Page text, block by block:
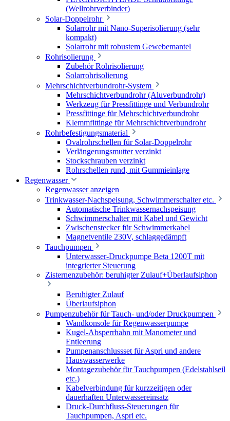
(Wellrohrverbinder)
Solar-Doppelrohr
Solarrohr mit Nano-Superisolierung (sehr
kompakt)
Solarrohr mit robustem Gewebemantel
Rohrisolierung
Zubehör Rohrisolierung
Solarrohrisolierung
Mehrschichtverbundrohr-System
Mehrschichtverbundrohr (Aluverbundrohr)
Werkzeug für Pressfittinge und Verbundrohr
Pressfittinge für Mehrschichtverbundrohr
Klemmfittinge für Mehrschichtverbundrohr
Rohrbefestigungsmaterial
Ovalrohrschellen für Solar-Doppelrohr
Verlängerungsmutter verzinkt
Stockschrauben verzinkt
Rohrschellen rund, mit Gummieinlage
Regenwasser
Regenwasser anzeigen
Trinkwasser-Nachspeisung, Schwimmerschalter etc.
Automatische Trinkwassernachspeisung
Schwimmerschalter mit Kabel und Gewicht
Zwischenstecker für Schwimmerkabel
Magnetventile 230V, schlaggedämpft
Tauchpumpen
Unterwasser-Druckpumpe Beta 1200T mit
integrierter Steuerung
Zisternenzubehör: beruhigter Zulauf+Überlaufsiphon
Beruhigter Zulauf
Überlaufsiphon
Pumpenzubehör für Tauch- und/oder Druckpumpen
Wandkonsole für Regenwasserpumpe
Kugel-Absperrhahn mit Manometer und
Entleerung
Pumpenanschlussset für Aspri und andere
Hauswasserwerke
Montagezubehör für Tauchpumpen (Edelstahlseil
etc.)
Kabelverbindung für kurzzeitigen oder
dauerhaften Unterwassereinsatz
Druck-Durchfluss-Steuerungen für
Tauchpumpen, Aspri etc.